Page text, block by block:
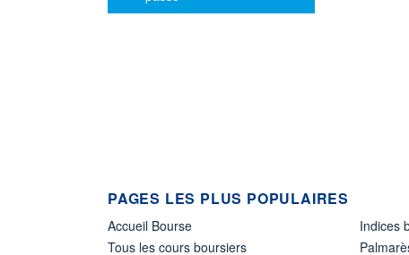
PAGES LES PLUS POPULAIRES
Accueil Bourse
Tous les cours boursiers
Indices